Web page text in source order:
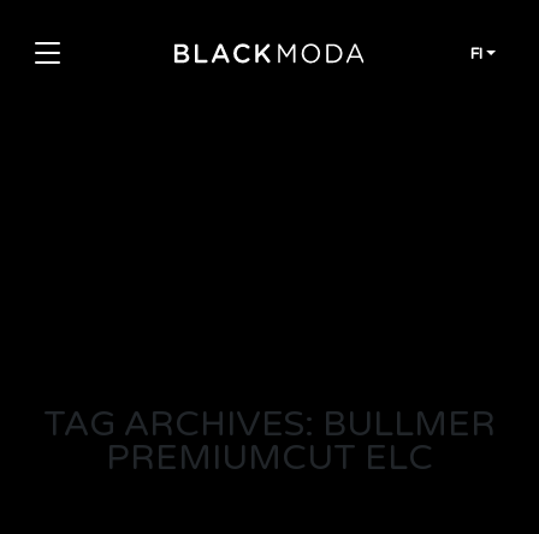
FI
TAG ARCHIVES: BULLMER
PREMIUMCUT ELC